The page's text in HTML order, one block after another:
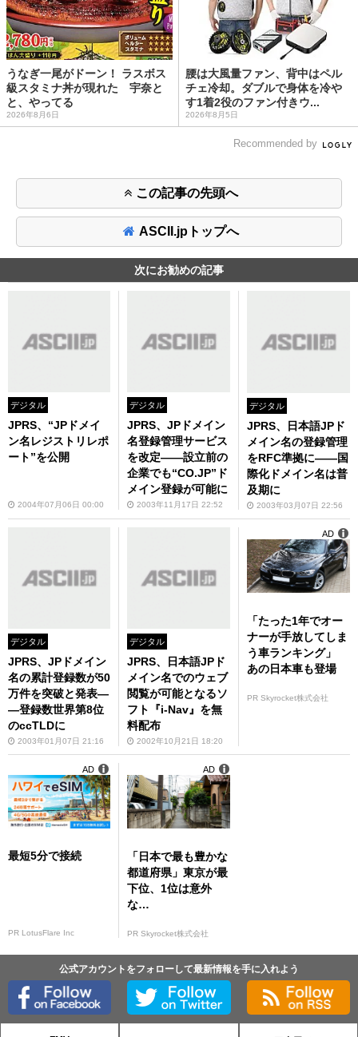
うなぎ一尾がドーン！ ラスボス
級スタミナ丼が現れた 宇奈と
と、やってる
2026年8月6日
腰は大風量ファン、背中はペル
チェ冷却。ダブルで身体を冷や
す1着2役のファン付きウ...
2026年8月5日
Recommended by
この記事の先頭へ
ASCII.jpトップへ
次にお勧めの記事
デジタル
JPRS、“JPドメイ
ン名レジストリレポ
ート”を公開
2004年07月06日 00:00
デジタル
JPRS、JPドメイン
名登録管理サービス
を改定――設立前の
企業でも“CO.JP”ド
メイン登録が可能に
2003年11月17日 22:52
デジタル
JPRS、日本語JPド
メイン名の登録管理
をRFC準拠に――国
際化ドメイン名は普
及期に
2003年03月07日 22:56
デジタル
JPRS、JPドメイン
名の累計登録数が50
万件を突破と発表―
―登録数世界第8位
のccTLDに
2003年01月07日 21:16
デジタル
JPRS、日本語JPド
メイン名でのウェブ
閲覧が可能となるソ
フト『i-Nav』を無
料配布
2002年10月21日 18:20
「たった1年でオー
ナーが手放してしま
う車ランキング」
あの日本車も登場
PR Skyrocket株式会社
AD
最短5分で接続
PR LotusFlare Inc
AD
「日本で最も豊かな
都道府県」東京が最
下位、1位は意外
な…
PR Skyrocket株式会社
AD
公式アカウントをフォローして最新情報を手に入れよう